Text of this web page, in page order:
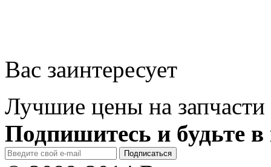
Вас заинтересует
Лучшие цены на запчасти
Подпишитесь и будьте в